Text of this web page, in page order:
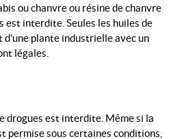
ou chanvre ou résine de chanvre
est interdite. Seules les huiles de
plante industrielle avec un
légales.
drogues est interdite. Même si la
permise sous certaines conditions,